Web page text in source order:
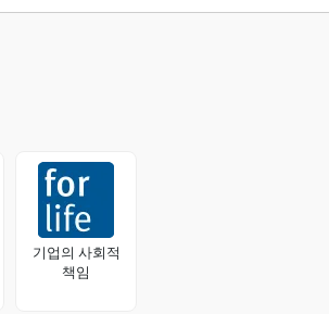
기업의 사회적
책임